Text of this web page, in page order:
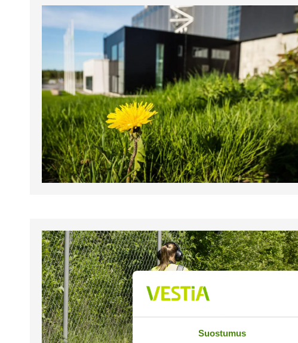
Suostumus